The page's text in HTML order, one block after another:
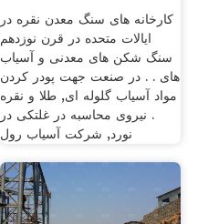
کارخانه های سنگ معدن نقره در
ایالات متحده در قرن نوزدهم
سنگ شکن های معدنی و آسیاب
های . . در صنعت جهت پودر کردن
مواد آسیاب گلوله ای, طلا و نقره
. نیروی محاسبه در غلتکی در
نورد, شرکت آسیاب رول